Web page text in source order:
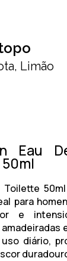
Limão
Eau
Toilette 50ml
para
e
diário,